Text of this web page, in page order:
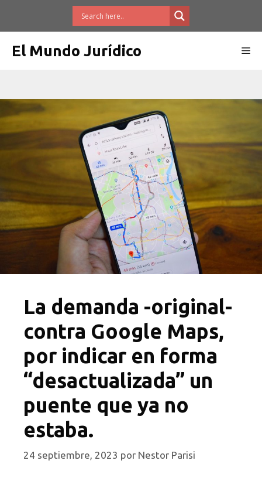
El Mundo Jurídico
La demanda -original-
contra Google Maps,
por indicar en forma
“desactualizada” un
puente que ya no
estaba.
24 septiembre, 2023 por Nestor Parisi